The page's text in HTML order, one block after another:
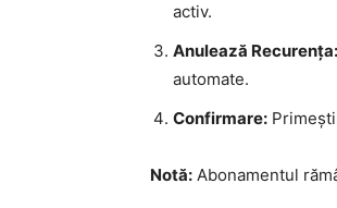
activ.
Anulează Recurența:
automate.
Confirmare:
Notă: Abonamentul